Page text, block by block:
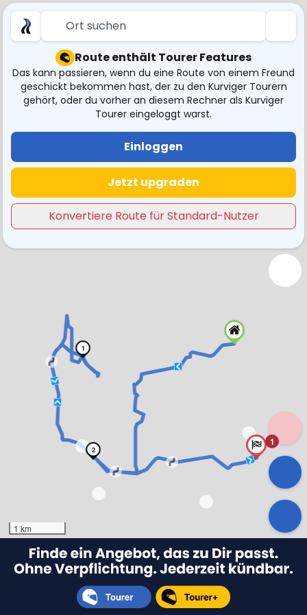
Ort suchen
Route enthält Tourer Features
Das kann passieren, wenn du eine Route von einem Freund
geschickt bekommen hast, der zu den Kurviger Tourern
gehört, oder du vorher an diesem Rechner als Kurviger
Tourer eingeloggt warst.
Einloggen
Jetzt upgraden
Konvertiere Route für Standard-Nutzer
1
2
1 km
1